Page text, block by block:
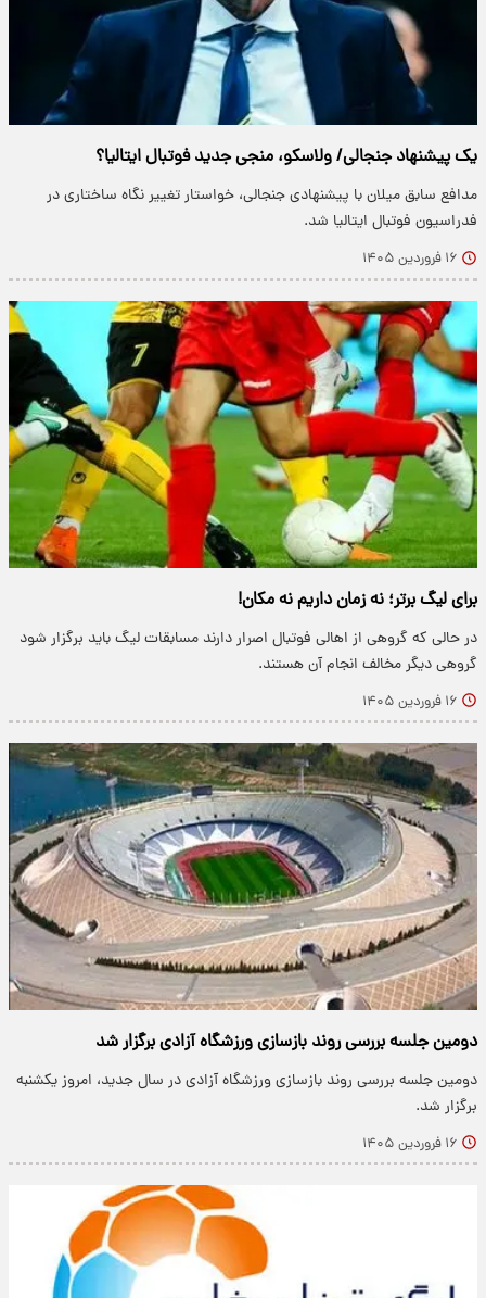
یک پیشنهاد جنجالی/ ولاسکو، منجی جدید فوتبال ایتالیا؟
مدافع سابق میلان با پیشنهادی جنجالی، خواستار تغییر نگاه ساختاری در
فدراسیون فوتبال ایتالیا شد.
۱۶ فروردین ۱۴۰۵
برای لیگ برتر؛ نه زمان داریم نه مکان!
در حالی که گروهی از اهالی فوتبال اصرار دارند مسابقات لیگ باید برگزار شود
گروهی دیگر مخالف انجام آن هستند.
۱۶ فروردین ۱۴۰۵
دومین جلسه بررسی روند بازسازی ورزشگاه آزادی برگزار شد
دومین جلسه بررسی روند بازسازی ورزشگاه آزادی در سال جدید، امروز یکشنبه
برگزار شد.
۱۶ فروردین ۱۴۰۵